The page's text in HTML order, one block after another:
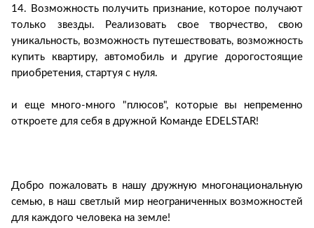
14. Возможность получить признание, которое получают
только звезды. Реализовать свое творчество, свою
уникальность, возможность путешествовать, возможность
купить квартиру, автомобиль и другие дорогостоящие
приобретения, стартуя с нуля.
и еще много-много "плюсов", которые вы непременно
откроете для себя в дружной Команде EDELSTAR!
Добро пожаловать в нашу дружную многонациональную
семью, в наш светлый мир неограниченных возможностей
для каждого человека на земле!